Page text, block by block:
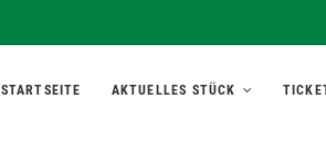
STARTSEITE AKTUELLES STÜCK